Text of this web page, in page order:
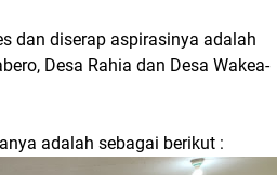
dan diserap aspirasinya adalah
Desa Rahia dan Desa Wakea-
adalah sebagai berikut :